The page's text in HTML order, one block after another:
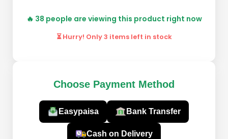
🔥31people are viewing this product right now
⏳ Hurry! Only7 items left in stock
Choose Payment Method
Easypaisa Bank Transfer
Cash on Delivery